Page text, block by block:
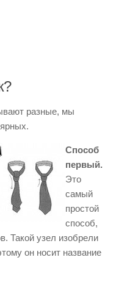
разные, мы
Способ
первый.
Это
самый
простой
способ,
Такой узел изобрели
он носит название